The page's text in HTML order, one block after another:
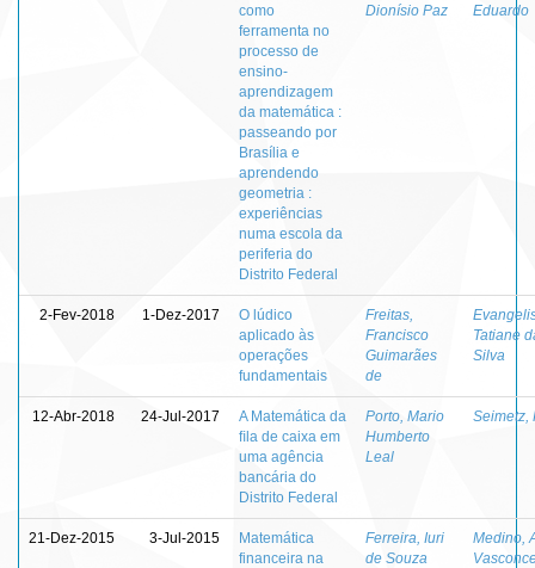
como
ferramenta no
processo de
ensino-
aprendizagem
da matemática :
passeando por
Brasília e
aprendendo
geometria :
experiências
numa escola da
periferia do
Distrito Federal
Dionísio Paz
Eduardo
2-Fev-2018 1-Dez-2017
O lúdico
aplicado às
operações
fundamentais
Freitas,
Francisco
Guimarães
de
Tatiane
Silva
12-Abr-2018 24-Jul-2017
A Matemática da
ﬁla de caixa em
uma agência
bancária do
Distrito Federal
Porto, Mario
Humberto
Leal
Seimetz,
21-Dez-2015 3-Jul-2015
Matemática
financeira na
Ferreira, Iuri
de Souza
Medino,